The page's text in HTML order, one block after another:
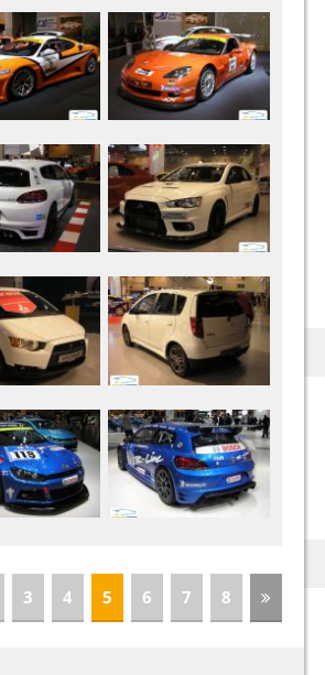
3 4 5 6 7 8